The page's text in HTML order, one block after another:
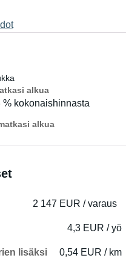
alkua
kokonaishinnasta
alkua
2 147 EUR / varaus
4,3 EUR / yö
lisäksi 0,54 EUR / km